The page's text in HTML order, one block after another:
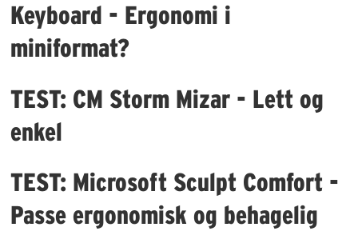
Keyboard - Ergonomi i
miniformat?
TEST: CM Storm Mizar - Lett og
enkel
TEST: Microsoft Sculpt Comfort -
Passe ergonomisk og behagelig